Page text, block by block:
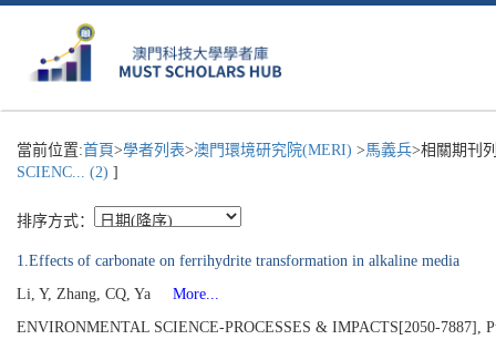
當前位置:首頁>學者列表>澳門環境研究院(MERI) >馬義兵>相關期刊
SCIENC... (2) ]
排序方式：
1.Effects of carbonate on ferrihydrite transformation in alkaline media
Li, Y, Zhang, CQ, Ya
More...
ENVIRONMENTAL SCIENCE-PROCESSES & IMPACTS[2050-7887],